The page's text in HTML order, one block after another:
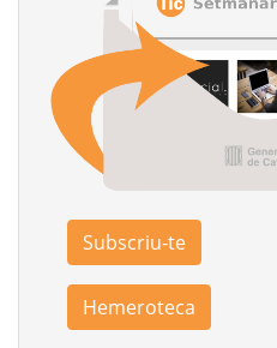
Subscriu-te
Hemeroteca